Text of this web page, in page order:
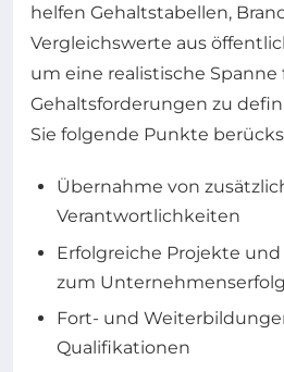
helfen Gehaltstabellen,
Vergleichswerte aus
um eine realistische Spanne
Gehaltsforderungen zu
Sie folgende Punkte
Übernahme von
Verantwortlichkeiten
Erfolgreiche Projekte
zum Unternehmenserfolg
Fort- und
Qualifikationen